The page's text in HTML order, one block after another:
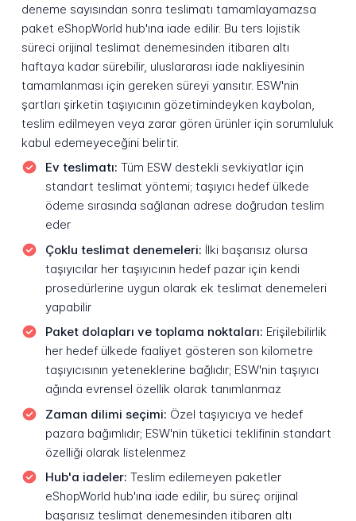
deneme sayısından sonra teslimatı tamamlayamazsa
paket eShopWorld hub'ına iade edilir. Bu ters lojistik
süreci orijinal teslimat denemesinden itibaren altı
haftaya kadar sürebilir, uluslararası iade nakliyesinin
tamamlanması için gereken süreyi yansıtır. ESW'nin
şartları şirketin taşıyıcının gözetimindeyken kaybolan,
teslim edilmeyen veya zarar gören ürünler için sorumluluk
kabul edemeyeceğini belirtir.
Ev teslimatı: Tüm ESW destekli sevkiyatlar için
standart teslimat yöntemi; taşıyıcı hedef ülkede
ödeme sırasında sağlanan adrese doğrudan teslim
eder
Çoklu teslimat denemeleri: İlki başarısız olursa
taşıyıcılar her taşıyıcının hedef pazar için kendi
prosedürlerine uygun olarak ek teslimat denemeleri
yapabilir
Paket dolapları ve toplama noktaları: Erişilebilirlik
her hedef ülkede faaliyet gösteren son kilometre
taşıyıcısının yeteneklerine bağlıdır; ESW'nin taşıyıcı
ağında evrensel özellik olarak tanımlanmaz
Zaman dilimi seçimi: Özel taşıyıcıya ve hedef
pazara bağımlıdır; ESW'nin tüketici teklifinin standart
özelliği olarak listelenmez
Hub'a iadeler: Teslim edilemeyen paketler
eShopWorld hub'ına iade edilir, bu süreç orijinal
başarısız teslimat denemesinden itibaren altı